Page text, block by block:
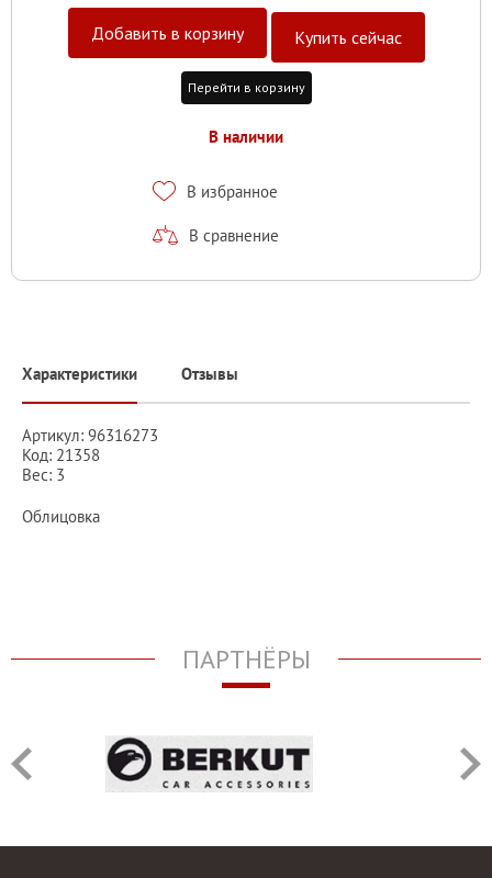
Добавить в корзину Купить сейчас
Перейти в корзину
В наличии
В избранное
В сравнение
Характеристики Отзывы
Артикул: 96316273
Код: 21358
Вес: 3
Облицовка
ПАРТНЁРЫ